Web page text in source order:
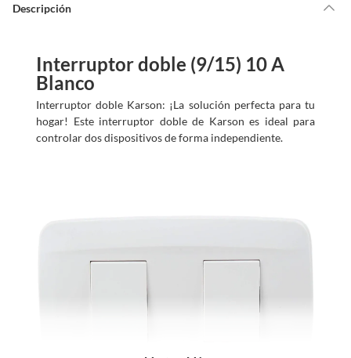
Descripción
Interruptor doble (9/15) 10 A
Blanco
Interruptor doble Karson: ¡La solución perfecta para tu
hogar! Este interruptor doble de Karson es ideal para
controlar dos dispositivos de forma independiente.